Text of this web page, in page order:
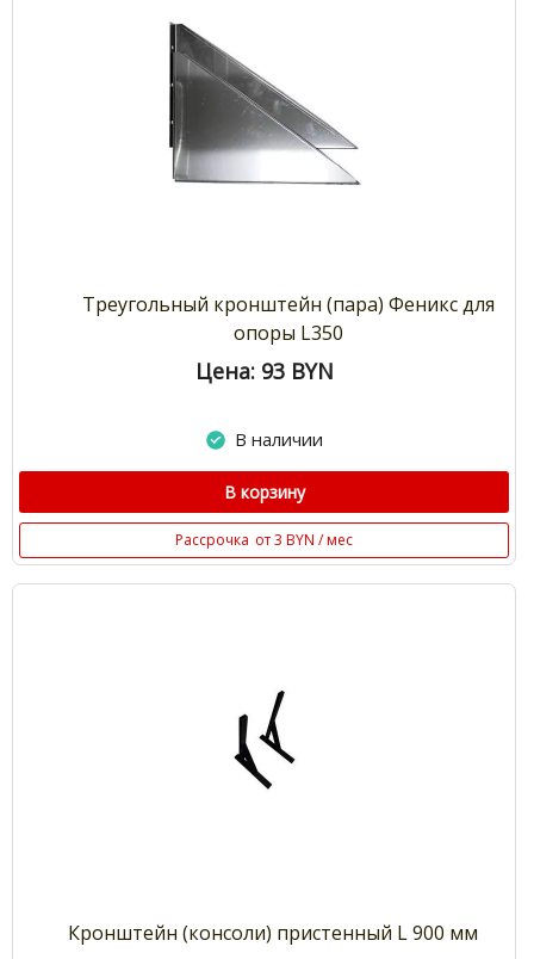
Треугольный кронштейн (пара) Феникс для
опоры L350
Цена: 93 BYN
В наличии
В корзину
Рассрочка от 3 BYN / мес
Кронштейн (консоли) пристенный L 900 мм